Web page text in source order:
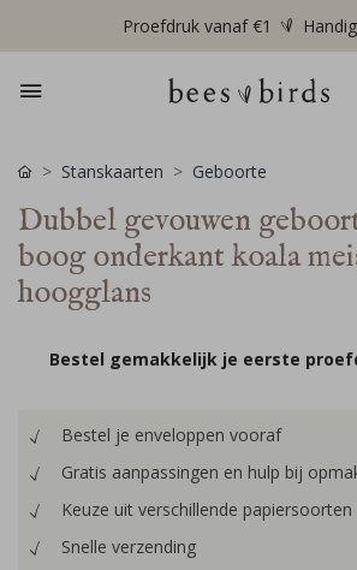
Proefdruk vanaf €1
Stanskaarten Geboorte
Dubbel gevouwen
boog onderkant koala
hoogglans
Bestel gemakkelijk je eerste
Bestel je enveloppen vooraf
Gratis aanpassingen en hulp bij
Keuze uit verschillende papiersoorten
Snelle verzending